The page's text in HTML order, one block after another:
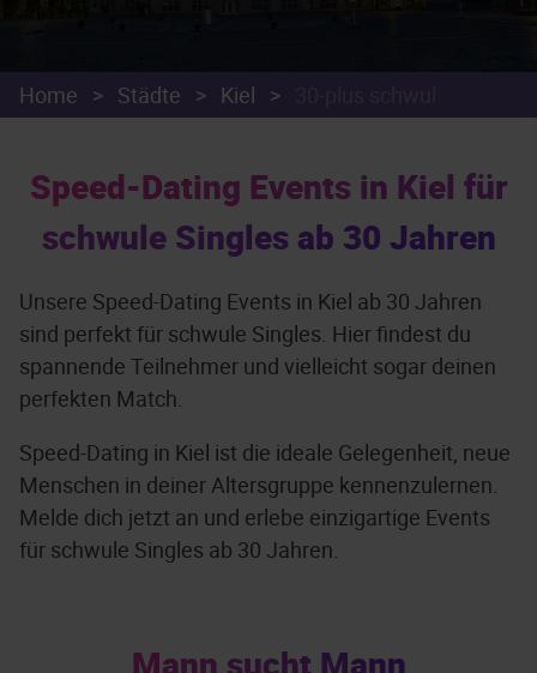
Home > Städte > Kiel >
Speed-Dating Events in Kiel für
schwule Singles ab 30 Jahren
Unsere Speed-Dating Events in Kiel ab 30 Jahren
sind perfekt für schwule Singles. Hier findest du
spannende Teilnehmer und vielleicht sogar deinen
perfekten Match.
Speed-Dating in Kiel ist die ideale Gelegenheit, neue
Menschen in deiner Altersgruppe kennenzulernen.
Melde dich jetzt an und erlebe einzigartige Events
für schwule Singles ab 30 Jahren.
Mann sucht Mann